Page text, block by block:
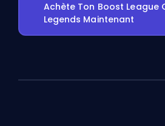
Achète Ton Boost League
Legends Maintenant